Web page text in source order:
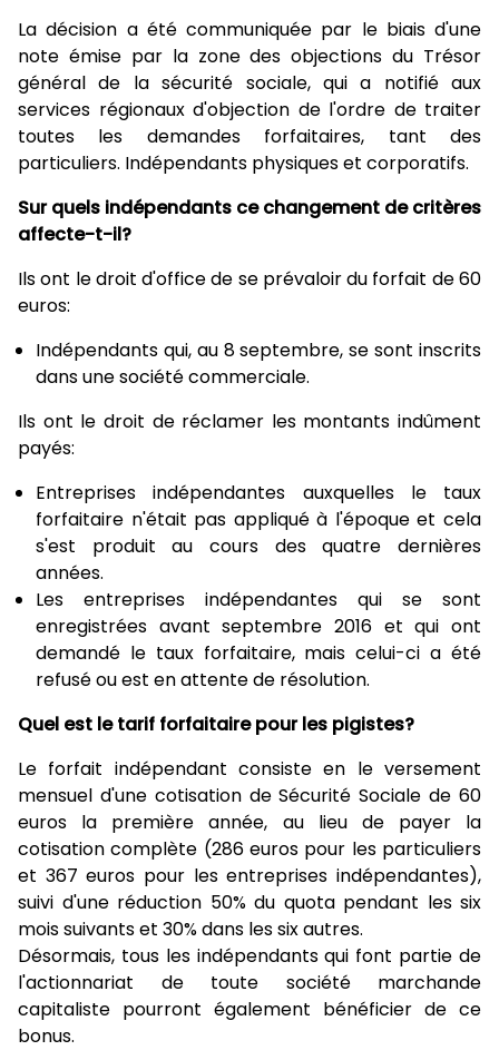
La décision a été communiquée par le biais d'une
note émise par la zone des objections du Trésor
général de la sécurité sociale, qui a notifié aux
services régionaux d'objection de l'ordre de traiter
toutes les demandes forfaitaires, tant des
particuliers. Indépendants physiques et corporatifs.
Sur quels indépendants ce changement de critères
affecte-t-il?
Ils ont le droit d'office de se prévaloir du forfait de 60
euros:
Indépendants qui, au 8 septembre, se sont inscrits
dans une société commerciale.
Ils ont le droit de réclamer les montants indûment
payés:
Entreprises indépendantes auxquelles le taux
forfaitaire n'était pas appliqué à l'époque et cela
s'est produit au cours des quatre dernières
années.
Les entreprises indépendantes qui se sont
enregistrées avant septembre 2016 et qui ont
demandé le taux forfaitaire, mais celui-ci a été
refusé ou est en attente de résolution.
Quel est le tarif forfaitaire pour les pigistes?
Le forfait indépendant consiste en le versement
mensuel d'une cotisation de Sécurité Sociale de 60
euros la première année, au lieu de payer la
cotisation complète (286 euros pour les particuliers
et 367 euros pour les entreprises indépendantes),
suivi d'une réduction 50% du quota pendant les six
mois suivants et 30% dans les six autres.
Désormais, tous les indépendants qui font partie de
l'actionnariat de toute société marchande
capitaliste pourront également bénéficier de ce
bonus.